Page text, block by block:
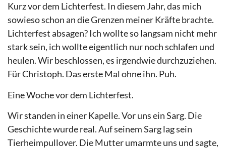
Kurz vor dem Lichterfest. In diesem Jahr, das mich
sowieso schon an die Grenzen meiner Kräfte brachte.
Lichterfest absagen? Ich wollte so langsam nicht mehr
stark sein, ich wollte eigentlich nur noch schlafen und
heulen. Wir beschlossen, es irgendwie durchzuziehen.
Für Christoph. Das erste Mal ohne ihn. Puh.
Eine Woche vor dem Lichterfest.
Wir standen in einer Kapelle. Vor uns ein Sarg. Die
Geschichte wurde real. Auf seinem Sarg lag sein
Tierheimpullover. Die Mutter umarmte uns und sagte,